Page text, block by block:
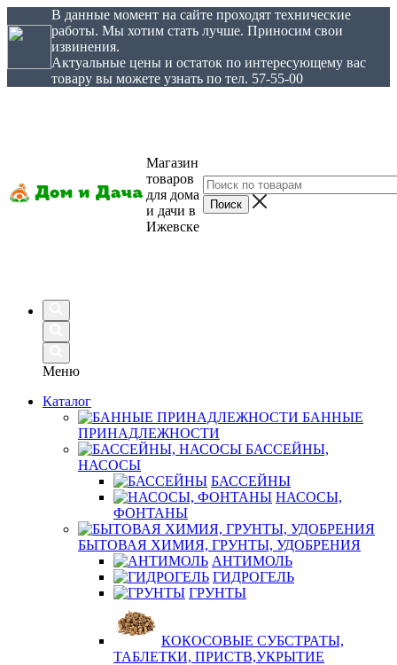
В данные момент на сайте проходят технические
работы. Мы хотим стать лучше. Приносим свои
извинения.
Актуальные цены и остаток по интересующему вас
товару вы можете узнать по тел. 57-55-00
Магазин
товаров
для дома
и дачи в
Ижевске
Меню
Каталог
БАННЫЕ
ПРИНАДЛЕЖНОСТИ
БАССЕЙНЫ,
НАСОСЫ
БАССЕЙНЫ
НАСОСЫ,
ФОНТАНЫ
БЫТОВАЯ ХИМИЯ, ГРУНТЫ, УДОБРЕНИЯ
АНТИМОЛЬ
ГИДРОГЕЛЬ
ГРУНТЫ
КОКОСОВЫЕ СУБСТРАТЫ,
ТАБЛЕТКИ, ПРИСТВ,УКРЫТИЕ